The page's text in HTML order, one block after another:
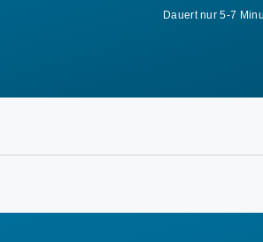
Dauert nur 5-7